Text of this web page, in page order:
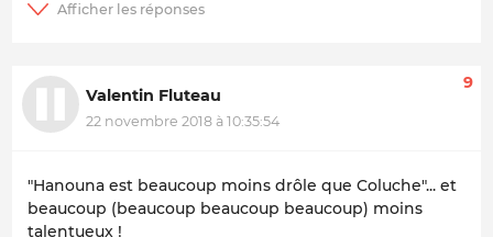
Valentin Fluteau
22 novembre 2018 à 10:35:54
9
"Hanouna est beaucoup moins drôle que Coluche"... et
beaucoup (beaucoup beaucoup beaucoup) moins
talentueux !